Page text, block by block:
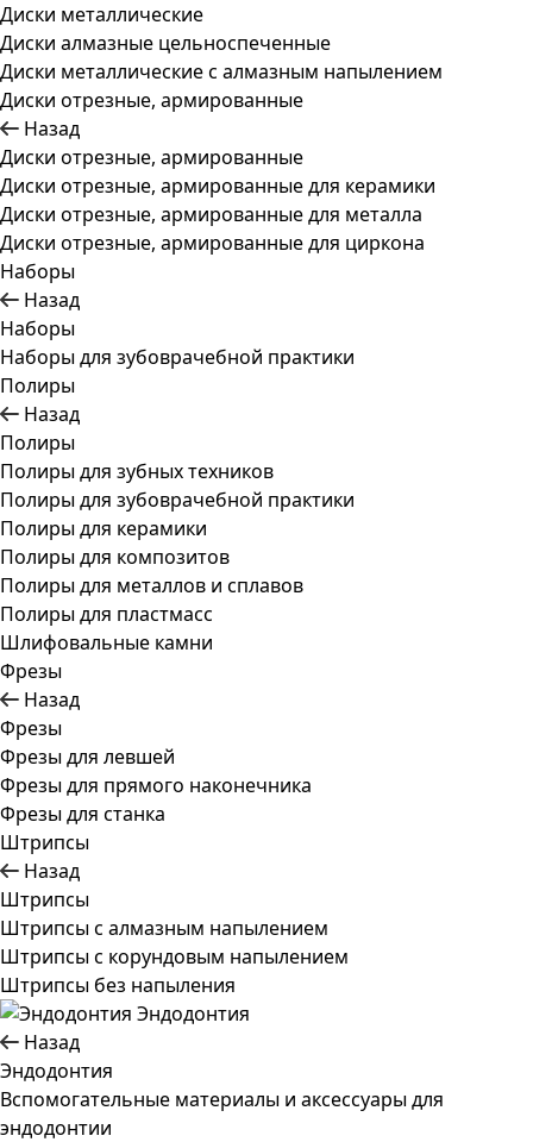
Диски металлические
Диски алмазные цельноспеченные
Диски металлические с алмазным напылением
Диски отрезные, армированные
Назад
Диски отрезные, армированные
Диски отрезные, армированные для керамики
Диски отрезные, армированные для металла
Диски отрезные, армированные для циркона
Наборы
Назад
Наборы
Наборы для зубоврачебной практики
Полиры
Назад
Полиры
Полиры для зубных техников
Полиры для зубоврачебной практики
Полиры для керамики
Полиры для композитов
Полиры для металлов и сплавов
Полиры для пластмасс
Шлифовальные камни
Фрезы
Назад
Фрезы
Фрезы для левшей
Фрезы для прямого наконечника
Фрезы для станка
Штрипсы
Назад
Штрипсы
Штрипсы c алмазным напылением
Штрипсы c корундовым напылением
Штрипсы без напыления
Эндодонтия
Назад
Эндодонтия
Вспомогательные материалы и аксессуары для
эндодонтии